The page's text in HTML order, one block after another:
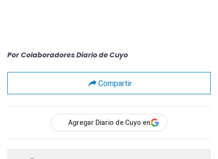
Por Colaboradores Diario de Cuyo
Compartir
Agregar Diario de Cuyo en